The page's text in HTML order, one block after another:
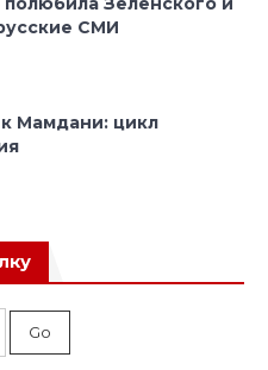
СМИ
Мамдани: цикл